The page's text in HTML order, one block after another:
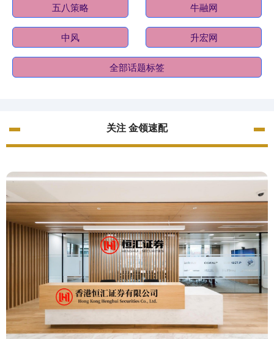
五八策略 牛融网
中风 升宏网
全部话题标签
关注 金领速配